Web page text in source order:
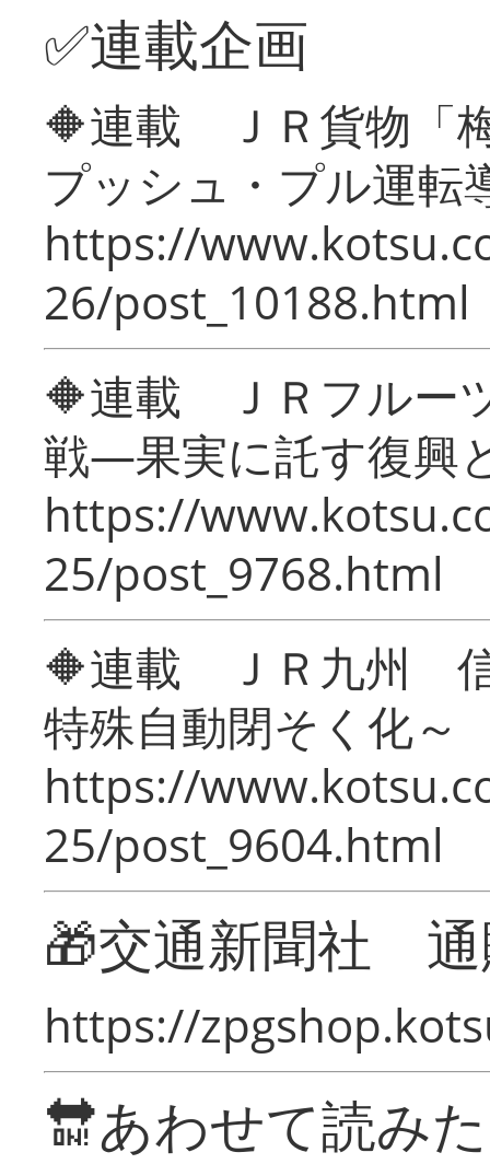
✅連載企画
🔶連載 ＪＲ貨物「
プッシュ・プル運転
https://
26/post_10188.html
🔶連載 ＪＲフルー
戦―果実に託す復興
https://
25/post_9768.html
🔶連載 ＪＲ九州 信
特殊自動閉そく化～
https://
25/post_9604.html
🎁交通新聞社
https://
🔛あわせて読み